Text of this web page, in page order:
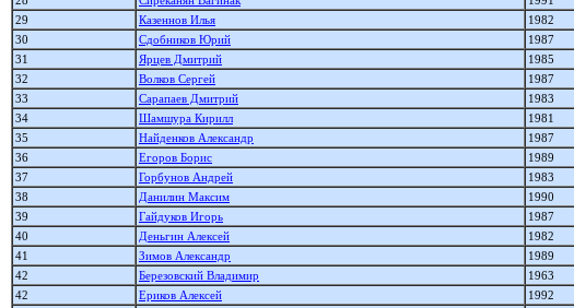
29
Казеннов Илья 1982
30
Сдобников Юрий 1987
31
Ярцев Дмитрий 1985
32
Волков Сергей 1987
33
Сарапаев Дмитрий 1983
34
Шамшура Кирилл 1981
35
Найденков Александр 1987
36
Егоров Борис 1989
37
Горбунов Андрей 1983
38
Данилин Максим 1990
39
Гайдуков Игорь 1987
40
Деньгин Алексей 1982
41
Зимов Александр 1989
42
Березовский Владимир 1963
42
Ериков Алексей 1992